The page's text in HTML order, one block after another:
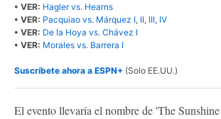
• VER: Hagler vs. Hearns
• VER: Pacquiao vs. Márquez I II III IV
• VER: De la Hoya vs. Chávez I
• VER: Morales vs. Barrera I
Suscríbete ahora a ESPN+ (Solo EE.UU.)
El evento llevaría el nombre de 'The